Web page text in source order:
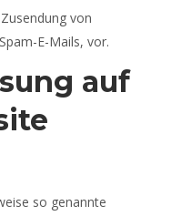
von
E-Mails, vor.
auf
so genannte